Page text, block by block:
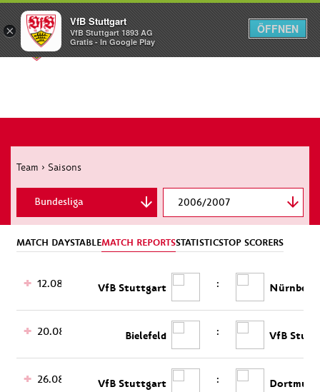
Menü
Team › Saisons
2006/2007
Bundesliga
MATCH DAYSTABLEMATCH REPORTSSTATISTICSTOP SCORERS
12.08. VfB Stuttgart : Nürnberg
20.08. Bielefeld : VfB
26.08. VfB Stuttgart : Dortmund
×
VfB Stuttgart
VfB Stuttgart 1893 AG
Gratis - In Google Play
ÖFFNEN